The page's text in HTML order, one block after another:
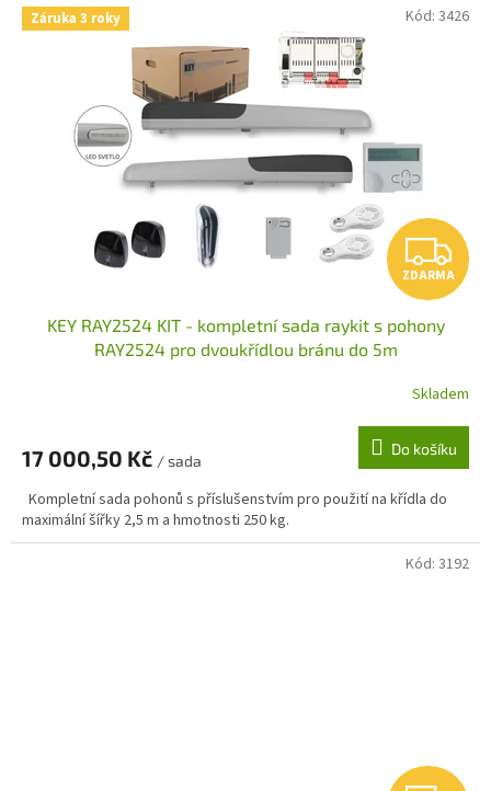
Záruka 3 roky
Z
D
R
M
A
ZDARMA
KEY RAY2524 KIT - kompletní sada raykit s pohony
RAY2524 pro dvoukřídlou bránu do 5m
Skladem
17 000,50 Kč / sada
Do košíku
Kompletní sada pohonů s příslušenstvím pro použití na křídla do
maximální šířky 2,5 m a hmotnosti 250 kg.
Kód: 3426
Kód: 3192